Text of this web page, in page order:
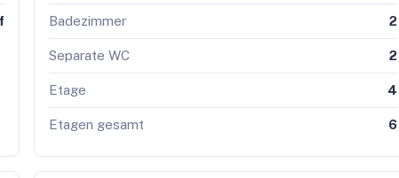
Lebensraum, der Annehmlichkeiten und Wohnkomfort vereint.
Wirklichkeit werden.
Badezimmer 2
Separate WC 2
Etage 4
Etagen gesamt 6